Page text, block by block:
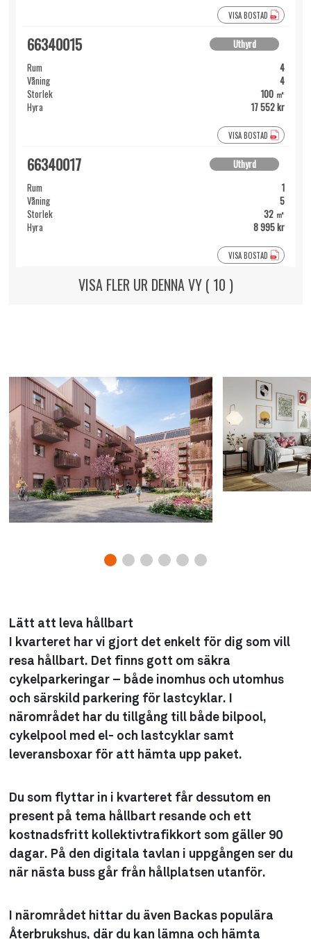
Lätt att leva hållbart
I kvarteret har vi gjort det enkelt för dig som vill
resa hållbart. Det finns gott om säkra
cykelparkeringar – både inomhus och utomhus
och särskild parkering för lastcyklar. I
närområdet har du tillgång till både bilpool,
cykelpool med el- och lastcyklar samt
leveransboxar för att hämta upp paket.
Du som flyttar in i kvarteret får dessutom en
present på tema hållbart resande och ett
kostnadsfritt kollektivtrafikkort som gäller 90
dagar. På den digitala tavlan i uppgången ser du
när nästa buss går från hållplatsen utanför.
I närområdet hittar du även Backas populära
Återbrukshus, där du kan lämna och hämta